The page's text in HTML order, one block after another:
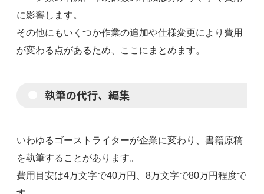
に影響します。
その他にもいくつか作業の追加や仕様変更により費用
が変わる点があるため、ここにまとめます。
執筆の代行、編集
いわゆるゴーストライターが企業に変わり、書籍原稿
を執筆することがあります。
費用目安は4万文字で40万円、8万文字で80万円程度で